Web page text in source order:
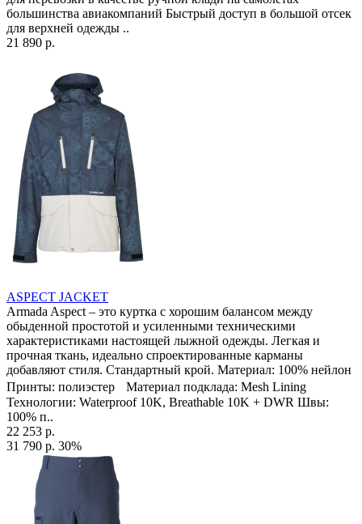
большинства авиакомпаний Быстрый доступ в большой отсек
для верхней одежды ..
21 890 р.
ASPECT JACKET
Armada Aspect – это куртка с хорошим балансом между
обыденной простотой и усиленными техническими
характеристиками настоящей лыжной одежды. Легкая и
прочная ткань, идеально спроектированные карманы
добавляют стиля. Стандартный крой. Материал: 100% нейлон
Принты: полиэстер Материал подклада: Mesh Lining
Технологии: Waterproof 10K, Breathable 10K + DWR Швы:
100% п..
22 253 р.
31 790 р. 30%